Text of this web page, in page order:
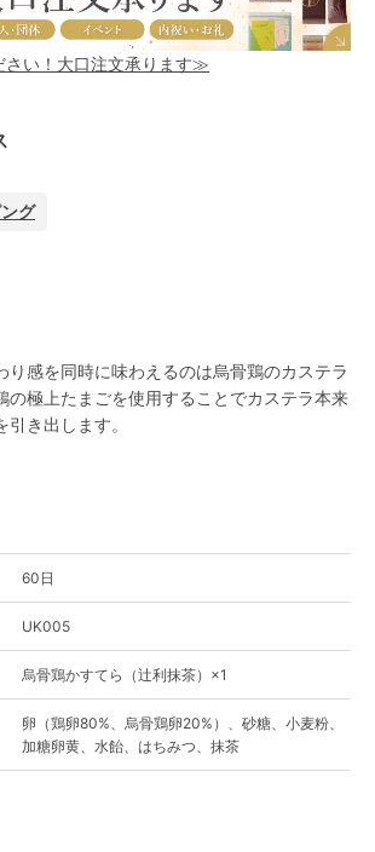
さい！大口注文承ります≫
グ
り感を同時に味わえるのは烏骨鶏のカステラ
の極上たまごを使用することでカステラ本来
き出します。
60日
UK005
烏骨鶏かすてら（辻利抹茶）×1
卵（鶏卵80%、烏骨鶏卵20%）、砂糖、小麦粉、
加糖卵黄、水飴、はちみつ、抹茶